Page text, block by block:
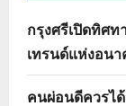
กรุงศรีเปิดทิศท
เทรนด์แห่งอน
คนผ่อนดีควรไ